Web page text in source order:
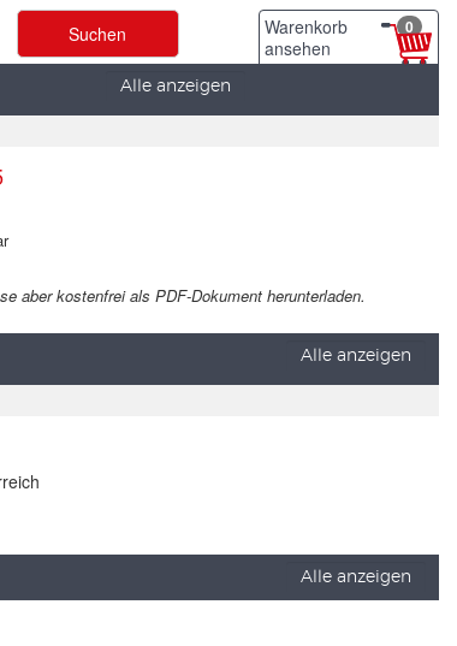
Warenkorb
ansehen
0
Alle anzeigen
aber kostenfrei als PDF-Dokument herunterladen.
Alle anzeigen
Alle anzeigen